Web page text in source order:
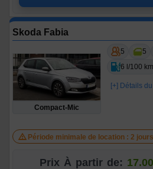
Skoda Fabia
Compact-Mic
5 5
6 l/100 km
[+] Détails
Période minimale de location : 2 jours
Prix À partir de: